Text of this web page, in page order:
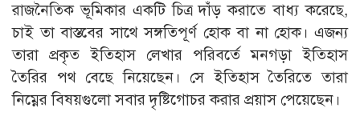
রাজনৈতিক ভূমিকার একটি চিত্র দাঁড় করাতে বাধ্য করেছে,
চাই তা বাস্তবের সাথে সঙ্গতিপূর্ণ হোক বা না হোক। এজন্য
তারা প্রকৃত ইতিহাস লেখার পরিবর্তে মনগড়া ইতিহাস
তৈরির পথ বেছে নিয়েছেন। সে ইতিহাস তৈরিতে তারা
নিম্নের বিষয়গুলো সবার দৃষ্টিগোচর করার প্রয়াস পেয়েছেন।